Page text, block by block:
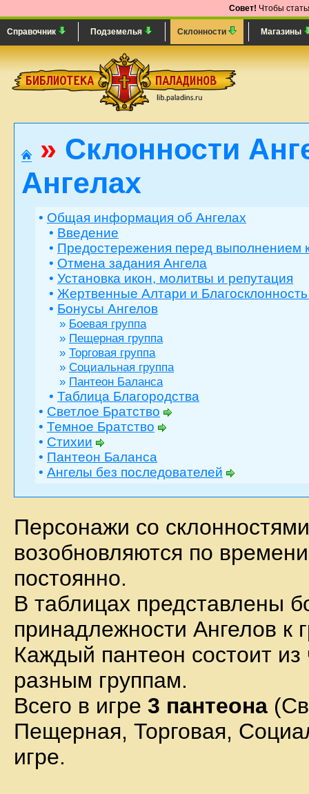
Совет! Чтобы
Справочник Подземелья Склонности Магазины
» Склонности
Ангелах
• Общая информация об Ангелах
• Введение
• Предостережения перед выполнением
• Отмена задания Ангела
• Установка икон, молитвы и репутация
• Жертвенные Алтари и
• Бонусы Ангелов
» Боевая группа
» Пещерная группа
» Торговая группа
» Социальная группа
» Пантеон Баланса
• Таблица Благородства
• Светлое Братство
• Темное Братство
• Стихии
• Пантеон Баланса
• Ангелы без последователей
Персонажи со
возобновляются по
постоянно.
В таблицах представлены
принадлежности Ангелов к
Каждый пантеон состоит
разным группам.
Всего в игре 3 пантеона
Пещерная, Торговая,
игре.